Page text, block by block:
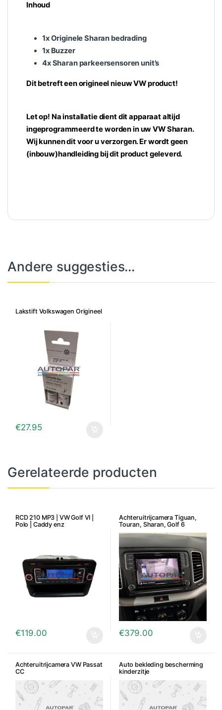
Inhoud
1x Originele Sharan bedrading
1x Buzzer
4x Sharan parkeersensoren unit’s
Dit betreft een origineel nieuw VW product!
Let op! Na installatie dient dit apparaat altijd
ingeprogrammeerd te worden in uw VW Sharan.
Wij kunnen dit voor u verzorgen. Er wordt geen
(inbouw)handleiding bij dit product geleverd.
Andere suggesties…
Lakstift Volkswagen Origineel
€27.95
Gerelateerde producten
RCD 210 MP3 | VW Golf VI |
Polo | Caddy enz
€119.00
Achteruitrijcamera Tiguan,
Touran, Sharan, Golf 6
Variant, Passat B7 Variant
€379.00
Achteruitrijcamera VW Passat
CC
Auto bekleding bescherming
kinderzitje